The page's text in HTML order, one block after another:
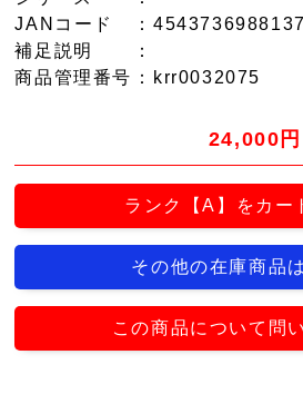
JANコード
：4543736988137
補足説明
：
商品管理番号 ：krr0032075
24,000円
ランク【A】をカー
その他の在庫商品
この商品について問